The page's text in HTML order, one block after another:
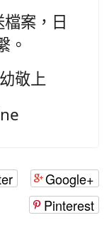
案，日
。
敬上
Google+
Pinterest